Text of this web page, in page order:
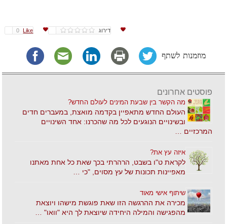
Like
0 דירוג
מוזמנות לשתף
פוסטים אחרונים
מה הקשר בין שבעת המינים לעולם החדש?
העולם החדש מתאפיין בקדמה מואצת, במעברים חדים
ובשינויים הנוגעים לכל מה שהכרנו: אחד השינויים
המרכזיים …
איזה עץ את?
לקראת ט"ו בשבט, הרהרתי בכך שאת כל אחת מאתנו
מאפיינות תכונות של עץ מסוים, "כי …
שיתוף אישי מאוד
מכירה את ההרגשה הזו שאת פוגשת מישהו ויוצאת
מהפגישה והמילה היחידה שיוצאת לך היא "וואו" …